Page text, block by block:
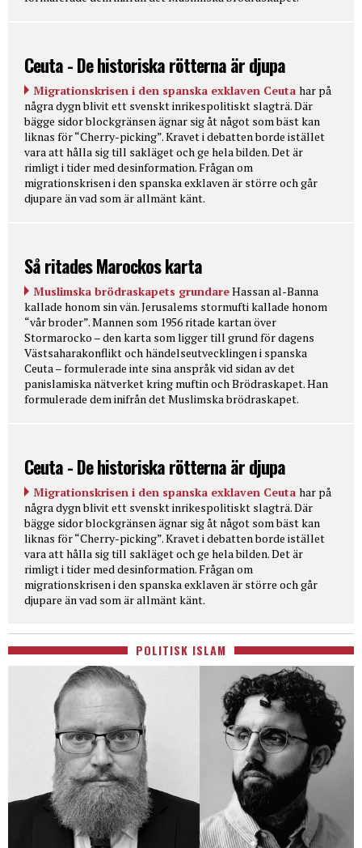
Ceuta - De historiska rötterna är djupa
Migrationskrisen i den spanska exklaven Ceuta har på
några dygn blivit ett svenskt inrikespolitiskt slagträ. Där
bägge sidor blockgränsen ägnar sig åt något som bäst kan
liknas för “Cherry-picking”. Kravet i debatten borde istället
vara att hålla sig till sakläget och ge hela bilden. Det är
rimligt i tider med desinformation. Frågan om
migrationskrisen i den spanska exklaven är större och går
djupare än vad som är allmänt känt.
Så ritades Marockos karta
Muslimska brödraskapets grundareHassan al-Banna
kallade honom sin vän. Jerusalems stormufti kallade honom
“vår broder”. Mannen som 1956 ritade kartan över
Stormarocko – den karta som ligger till grund för dagens
Västsaharakonflikt och händelseutvecklingen i spanska
Ceuta – formulerade inte sina anspråk vid sidan av det
panislamiska nätverket kring muftin och Brödraskapet. Han
formulerade dem inifrån det Muslimska brödraskapet.
Ceuta - De historiska rötterna är djupa
Migrationskrisen i den spanska exklaven Ceuta har på
några dygn blivit ett svenskt inrikespolitiskt slagträ. Där
bägge sidor blockgränsen ägnar sig åt något som bäst kan
liknas för “Cherry-picking”. Kravet i debatten borde istället
vara att hålla sig till sakläget och ge hela bilden. Det är
rimligt i tider med desinformation. Frågan om
migrationskrisen i den spanska exklaven är större och går
djupare än vad som är allmänt känt.
POLITISK ISLAM